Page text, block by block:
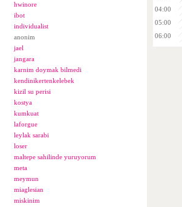
hwinore
ibot
individualist
anonim
jael
jangara
karnim doymak bilmedi
kendinikertenkelebek
kizil su perisi
kostya
kumkuat
laforgue
leylak sarabi
loser
maltepe sahilinde yuruyorum
meta
meymun
miaglesian
miskinim
04:00
05:00
06:00